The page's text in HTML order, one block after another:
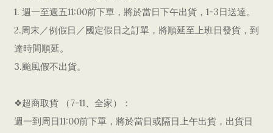
1. 週一至週五11:00前下單，將於當日下午出貨，1-3日送達。
2.周末／例假日／國定假日之訂單，將順延至上班日發貨，到
達時間順延。
3.颱風假不出貨。
❖超商取貨 （7-11、全家）：
週一到周日11:00前下單，將於當日或隔日上午出貨，出貨日